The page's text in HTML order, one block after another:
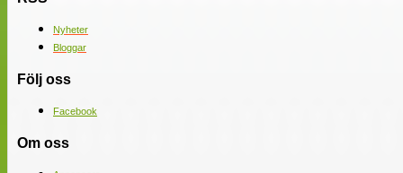
Nyheter
Bloggar
Följ oss
Facebook
Om oss